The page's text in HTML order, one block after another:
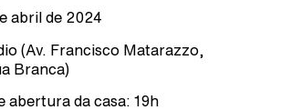
abril de 2024
(Av. Francisco Matarazzo,
Branca)
abertura da casa: 19h